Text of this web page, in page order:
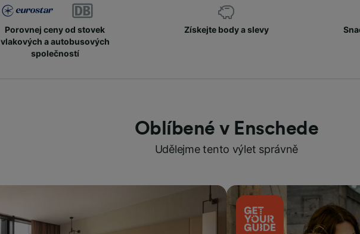
Porovnej ceny od stovek
vlakových a autobusových
společností
Získejte body a slevy
Oblíbené v Enschede
Udělejme tento výlet správně